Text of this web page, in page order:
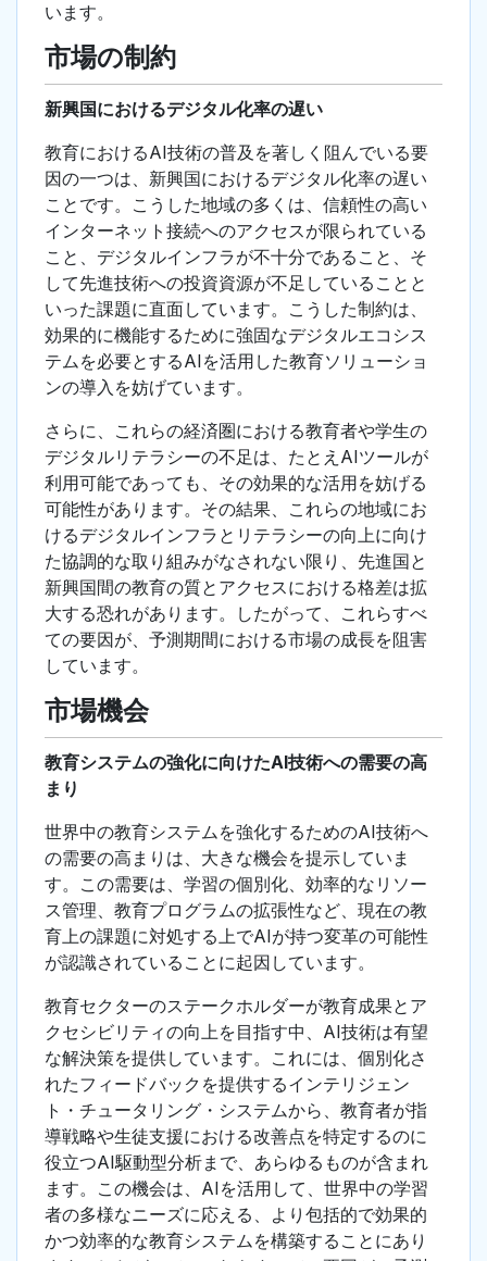
います。
市場の制約
新興国におけるデジタル化率の遅い
教育におけるAI技術の普及を著しく阻んでいる要
因の一つは、新興国におけるデジタル化率の遅い
ことです。こうした地域の多くは、信頼性の高い
インターネット接続へのアクセスが限られている
こと、デジタルインフラが不十分であること、そ
して先進技術への投資資源が不足していることと
いった課題に直面しています。こうした制約は、
効果的に機能するために強固なデジタルエコシス
テムを必要とするAIを活用した教育ソリューショ
ンの導入を妨げています。
さらに、これらの経済圏における教育者や学生の
デジタルリテラシーの不足は、たとえAIツールが
利用可能であっても、その効果的な活用を妨げる
可能性があります。その結果、これらの地域にお
けるデジタルインフラとリテラシーの向上に向け
た協調的な取り組みがなされない限り、先進国と
新興国間の教育の質とアクセスにおける格差は拡
大する恐れがあります。したがって、これらすべ
ての要因が、予測期間における市場の成長を阻害
しています。
市場機会
教育システムの強化に向けたAI技術への需要の高
まり
世界中の教育システムを強化するためのAI技術へ
の需要の高まりは、大きな機会を提示していま
す。この需要は、学習の個別化、効率的なリソー
ス管理、教育プログラムの拡張性など、現在の教
育上の課題に対処する上でAIが持つ変革の可能性
が認識されていることに起因しています。
教育セクターのステークホルダーが教育成果とア
クセシビリティの向上を目指す中、AI技術は有望
な解決策を提供しています。これには、個別化さ
れたフィードバックを提供するインテリジェン
ト・チュータリング・システムから、教育者が指
導戦略や生徒支援における改善点を特定するのに
役立つAI駆動型分析まで、あらゆるものが含まれ
ます。この機会は、AIを活用して、世界中の学習
者の多様なニーズに応える、より包括的で効果的
かつ効率的な教育システムを構築することにあり